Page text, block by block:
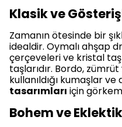
Klasik ve
Zamanın ötesinde bir
idealdir. Oymalı ahşap
çerçeveleri ve kristal
taşlarıdır. Bordo,
kullanıldığı kumaşlar ve
tasarımları için
Bohem ve